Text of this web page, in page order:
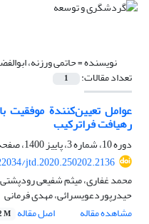
نویسنده =حاتمی ورزنه،
تعداد مقالات: 1
عوامل تعیین‌کنندة
رهیافت فراترکیب
دوره 10، شماره 3، پاییز 1400، صفحه
jtd.2020.250202.2136
محمد غفاری، میثم شفیعی
حیدرپوردعویسرائی، مهدی فرمانی
مشاهده مقاله
اصل مقاله M